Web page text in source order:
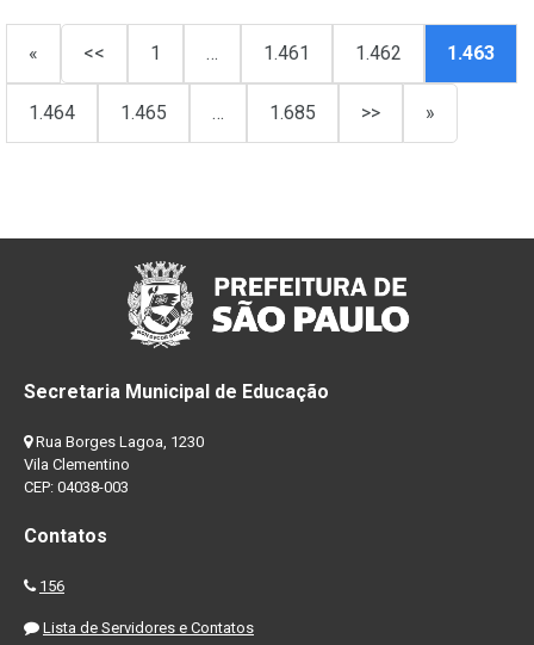
« << 1 … 1.461 1.462 1.463
1.464 1.465 … 1.685 >> »
Secretaria Municipal de Educação
Rua Borges Lagoa, 1230
Vila Clementino
CEP: 04038-003
Contatos
156
Lista de Servidores e Contatos